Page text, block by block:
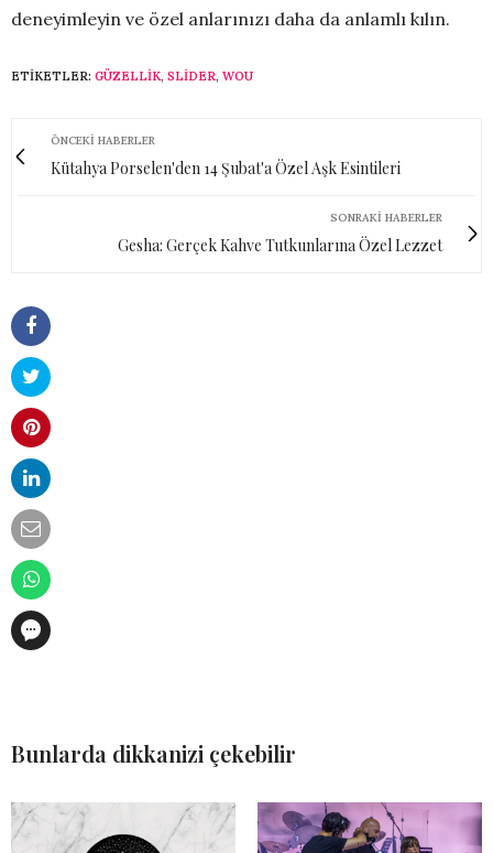
deneyimleyin ve özel anlarınızı daha da anlamlı kılın.
ETIKETLER: GÜZELLIK, SLİDER, WOU
ÖNCEKI HABERLER
Kütahya Porselen'den 14 Şubat'a Özel Aşk Esintileri
SONRAKI HABERLER
Gesha: Gerçek Kahve Tutkunlarına Özel Lezzet
Bunlarda dikkanizi çekebilir